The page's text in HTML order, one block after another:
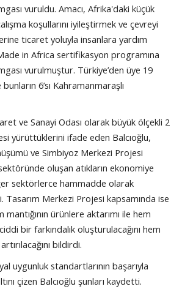
vuruldu. Amacı, Afrika'daki küçük
koşullarını iyileştirmek ve çevreyi
ticaret yoluyla insanlara yardım
in Africa sertifikasyon programına
vurulmuştur. Türkiye’den üye 19
6’sı Kahramanmaraşlı
ve Sanayi Odası olarak büyük ölçekli 2
yürüttüklerini ifade eden Balcıoğlu,
ve Simbiyoz Merkezi Projesi
oluşan atıkların ekonomiye
sektörlerce hammadde olarak
Tasarım Merkezi Projesi kapsamında ise
ürünlere aktarımı ile hem
bir farkındalık oluşturulacağını hem
bildirdi.
uygunluk standartlarının başarıyla
çizen Balcıoğlu şunları kaydetti.